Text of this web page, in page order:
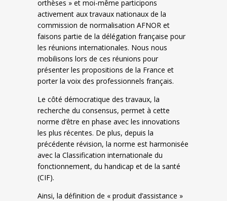
orthèses » et moi-même participons
activement aux travaux nationaux de la
commission de normalisation AFNOR et
faisons partie de la délégation française pour
les réunions internationales. Nous nous
mobilisons lors de ces réunions pour
présenter les propositions de la France et
porter la voix des professionnels français.
Le côté démocratique des travaux, la
recherche du consensus, permet à cette
norme d’être en phase avec les innovations
les plus récentes. De plus, depuis la
précédente révision, la norme est harmonisée
avec la Classification internationale du
fonctionnement, du handicap et de la santé
(CIF).
Ainsi, la définition de « produit d’assistance »